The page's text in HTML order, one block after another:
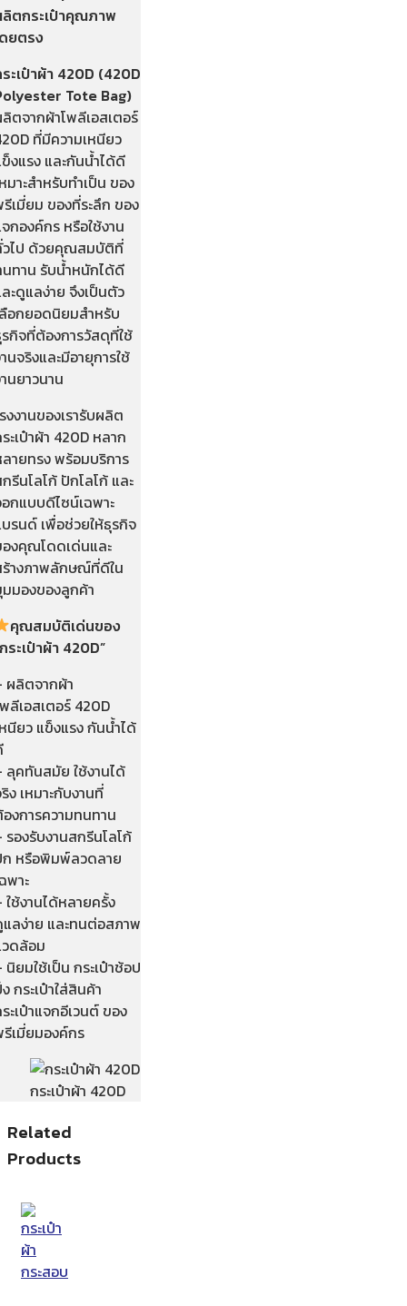
ตกระเป๋าคุณภาพ
ยตรง
ะเป๋าผ้า 420D (420D
Tote Bag)
ตจากผ้าโพลีเอสเตอร์
ที่มีความเหนียว
งแรง และกันน้ำได้ดี
มาะสำหรับทำเป็น ของ
เมี่ยม ของที่ระลึก ของ
กองค์กร หรือใช้งาน
ไป ด้วยคุณสมบัติที่
ทาน รับน้ำหนักได้ดี
ะดูแลง่าย จึงเป็นตัว
อกยอดนิยมสำหรับ
กิจที่ต้องการวัสดุที่ใช้
นจริงและมีอายุการใช้
นยาวนาน
งงานของเรารับผลิต
ะเป๋าผ้า 420D หลาก
ายทรง พร้อมบริการ
รีนโลโก้ ปักโลโก้ และ
กแบบดีไซน์เฉพาะ
รนด์ เพื่อช่วยให้ธุรกิจ
งคุณโดดเด่นและ
างภาพลักษณ์ที่ดีใน
มองของลูกค้า
คุณสมบัติเด่นของ
ระเป๋าผ้า 420D”
ผลิตจากผ้า
ลีเอสเตอร์ 420D
นียว แข็งแรง กันน้ำได้
ลุคทันสมัย ใช้งานได้
ง เหมาะกับงานที่
งการความทนทาน
รองรับงานสกรีนโลโก้
หรือพิมพ์ลวดลาย
พาะ
ใช้งานได้หลายครั้ง
ลง่าย และทนต่อสภาพ
ดล้อม
นิยมใช้เป็น กระเป๋าช้อป
กระเป๋าใส่สินค้า
ะเป๋าแจกอีเวนต์ ของ
เมี่ยมองค์กร
กระเป๋าผ้า 420D
Related
Products